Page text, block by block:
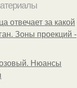
отвечает за какой
Зоны проекций -
Нюансы